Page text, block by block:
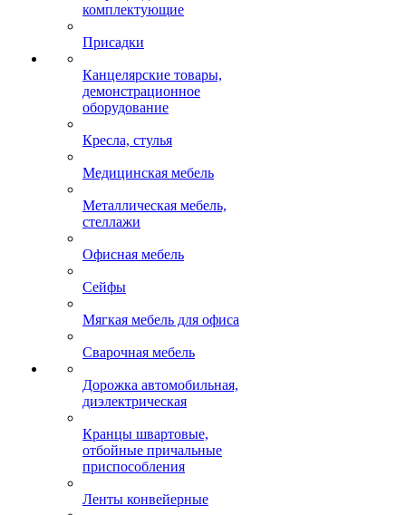
комплектующие
Присадки
Канцелярские товары,
демонстрационное
оборудование
Кресла, стулья
Медицинская мебель
Металлическая мебель,
стеллажи
Офисная мебель
Сейфы
Мягкая мебель для офиса
Сварочная мебель
Дорожка автомобильная,
диэлектрическая
Кранцы швартовые,
отбойные причальные
приспособления
Ленты конвейерные